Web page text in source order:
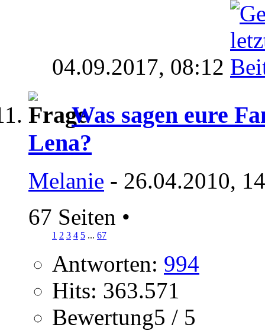
04.09.2017, 08:12
Was sagen eure
Lena?
Melanie - 26.04.2010,
67 Seiten •
1 2 3 4 5 ... 67
Antworten: 994
Hits: 363.571
Bewertung5 / 5